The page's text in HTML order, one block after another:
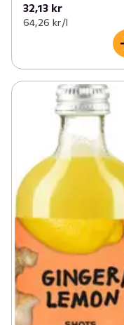
32,13 kr
64,26 kr /l